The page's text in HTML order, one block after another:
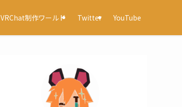
VRChat制作ワールド Twitter YouTube